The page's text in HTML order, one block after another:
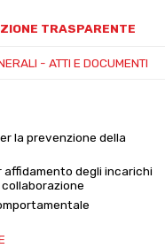
TRASPARENTE
- ATTI E DOCUMENTI
la prevenzione della
affidamento degli incarichi